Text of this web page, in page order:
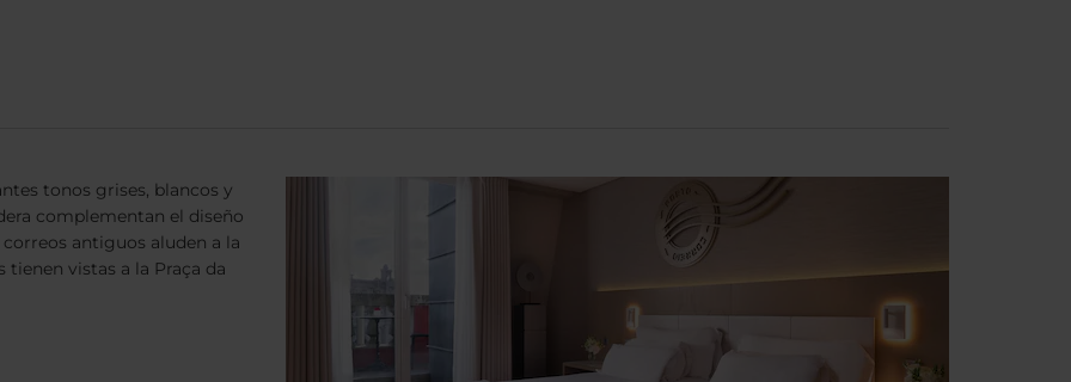
tonos grises, blancos y
complementan el diseño
antiguos aluden a la
vistas a la Praça da